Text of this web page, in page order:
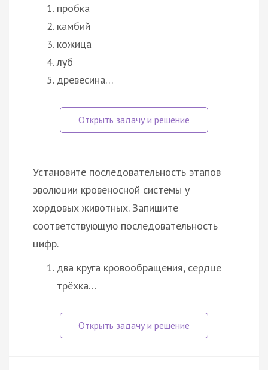
пробка
камбий
кожица
луб
древесина…
Установите последовательность этапов
эволюции кровеносной системы у
хордовых животных. Запишите
соответствующую последовательность
цифр.
два круга кровообращения, сердце
трёхка…